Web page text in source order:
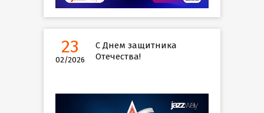
23
02/2026
С Днем защитника
Отечества!